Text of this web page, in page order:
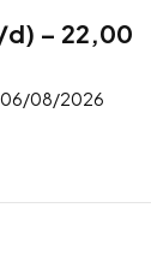
d) – 22,00
06/08/2026